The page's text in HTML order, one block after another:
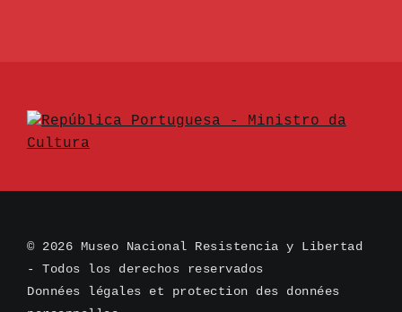
© 2026 Museo Nacional Resistencia y Libertad
- Todos los derechos reservados
Données légales et protection des données